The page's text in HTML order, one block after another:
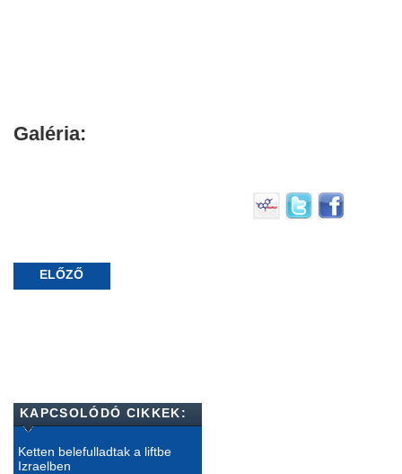
Galéria:
ELŐZŐ
KAPCSOLÓDÓ CIKKEK:
Ketten belefulladtak a liftbe
Izraelben